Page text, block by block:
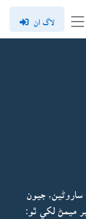
لاگ ان
جيون
ميمڻ لکي ٿو: